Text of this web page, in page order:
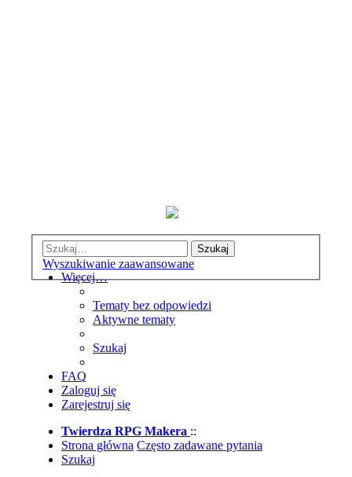
Szukaj
Wyszukiwanie zaawansowane
Więcej…
Tematy bez odpowiedzi
Aktywne tematy
Szukaj
FAQ
Zaloguj się
Zarejestruj się
Twierdza RPG Makera ::
Strona główna Często zadawane pytania
Szukaj